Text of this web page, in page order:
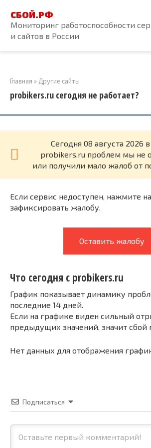
контенту
СБОЙ.РФ
Мониторинг работоспособности
и сайтов в России
Главная » Другие сайты
probikers.ru сегодня не работает?
Cегодня 08 августа 2026
probikers.ru проблем мы не
или получили мало жалоб от
Если сервис недоступен, нажмите
зафиксировать жалобу.
Оставить жалобу
Что сегодня с probikers.ru
График показывает динамику
последние 14 дней.
Если на графике виден сильный
предыдущих значений, значит сбой
Нет данных для отображения
Подписаться